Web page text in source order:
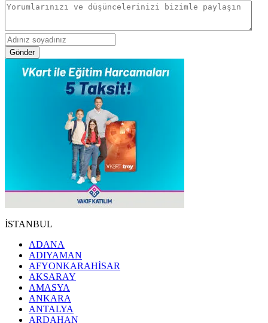
Gönder
İSTANBUL
ADANA
ADIYAMAN
AFYONKARAHİSAR
AKSARAY
AMASYA
ANKARA
ANTALYA
ARDAHAN